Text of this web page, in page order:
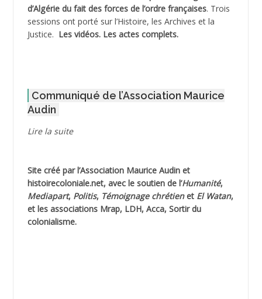
ADNI Mohamed Akli
ADOUL Arab *
AGOULMINE
AHLOUCHE Mabrouk *
AIBLIED Ahmed
d’Algérie du fait des forces de l’ordre françaises. Trois
sessions ont porté sur l’Histoire, les Archives et la
Justice. Les vidéos. Les actes complets.
Communiqué de l’Association Maurice
Audin
Lire la suite
Site créé par l’Association Maurice Audinet
histoirecoloniale.net, avec le soutien de l’Humanité,
Mediapart, Politis, Témoignage chrétienet El Watan,
et les associations Mrap, LDH, Acca, Sortir du
colonialisme.